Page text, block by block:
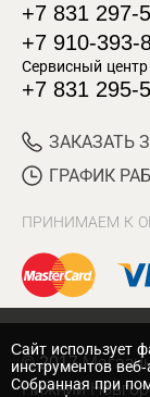
+7 831 297-
+7 910-393-
Сервисный центр
+7 831 295-
ЗАКАЗАТЬ
ГРАФИК
ПРИНИМАЕМ К
© 2017
Нижний
Cайт использует
инструментов
Собранная при